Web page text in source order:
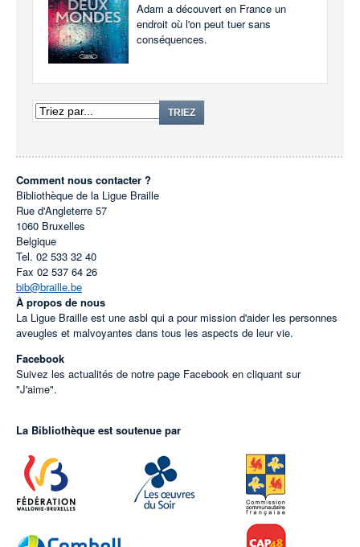
Adam a découvert en France un
endroit où l'on peut tuer sans
conséquences.
TRIEZ
Comment nous contacter ?
Bibliothèque de la Ligue Braille
Rue d'Angleterre 57
1060 Bruxelles
Belgique
Tel. 02 533 32 40
Fax 02 537 64 26
bib@braille.be
À propos de nous
La Ligue Braille est une asbl qui a pour mission d'aider les personnes
aveugles et malvoyantes dans tous les aspects de leur vie.
Facebook
Suivez les actualités de notre page Facebook en cliquant sur
"J'aime".
La Bibliothèque est soutenue par